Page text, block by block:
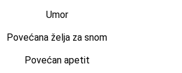
Umor
Povećana želja za snom
Povećan apetit